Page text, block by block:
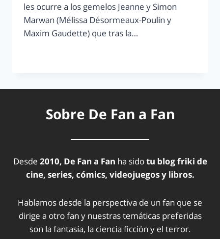
les ocurre a los gemelos Jeanne y Simon
Marwan (Mélissa Désormeaux-Poulin y
Maxim Gaudette) que tras la…
Sobre De Fan a Fan
Desde 2010, De Fan a Fan ha sidotu blog friki de
cine, series, cómics, videojuegos y libros.
Hablamos desde la perspectiva de un fan que se
dirige a otro fan y nuestras temáticas preferidas
son la fantasía, la ciencia ficción y el terror.